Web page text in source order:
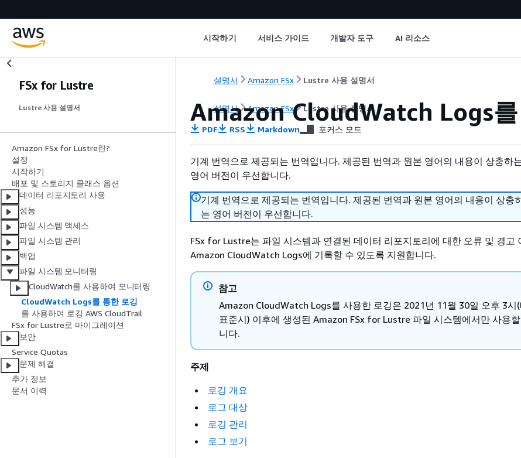
시작하기 서비스 가이드 개발자 도구 AI 리소스
FSx for Lustre
Lustre 사용 설명서
Amazon FSx for Lustre란?
설정
시작하기
배포 및 스토리지 클래스 옵션
데이터 리포지토리 사용
성능
파일 시스템 액세스
파일 시스템 관리
백업
파일 시스템 모니터링
CloudWatch를 사용하여 모니터링
CloudWatch Logs를 통한 로깅
를 사용하여 로깅 AWS CloudTrail
FSx for Lustre로 마이그레이션
보안
Service Quotas
문제 해결
추가 정보
문서 이력
설명서 Amazon FSx Lustre 사용 설명서
설명서 Amazon FSx Lustre 사용 설명서
Amazon CloudWatch Logs를
PDF RSS Markdown 포커스 모드
기계 번역으로 제공되는 번역입니다. 제공된 번역과 원본 영어의 내용이 상충하
영어 버전이 우선합니다.
기계 번역으로 제공되는 번역입니다. 제공된 번역과 원본 영어의 내용이 상충
는 영어 버전이 우선합니다.
FSx for Lustre는 파일 시스템과 연결된 데이터 리포지토리에 대한 오류 및 경고
Amazon CloudWatch Logs에 기록할 수 있도록 지원합니다.
참고
Amazon CloudWatch Logs를 사용한 로깅은 2021년 11월 30일 오후 3시
표준시) 이후에 생성된 Amazon FSx for Lustre 파일 시스템에서만 사용
니다.
주제
로깅 개요
로그 대상
로깅 관리
로그 보기